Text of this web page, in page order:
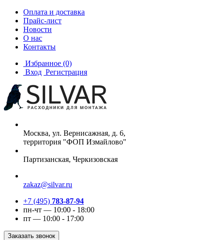
Оплата и доставка
Прайс-лист
Новости
О нас
Контакты
Избранное (0)
Вход Регистрация
Москва, ул. Вернисажная, д. 6,
территория "ФОП Измайлово"
Партизанская, Черкизовская
zakaz@silvar.ru
+7 (495) 783-87-94
пн-чт — 10:00 - 18:00
пт — 10:00 - 17:00
Заказать звонок